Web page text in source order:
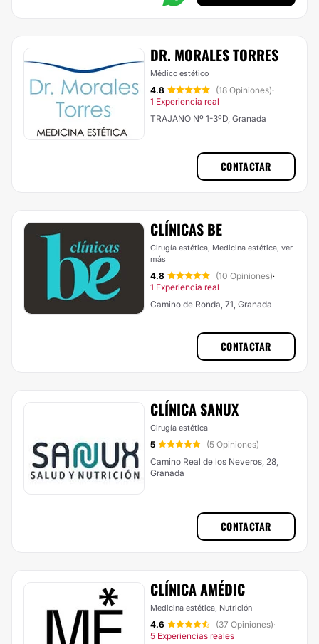
DR. MORALES TORRES
Médico estético
4.8 (18 Opiniones)·
1 Experiencia real
TRAJANO Nº 1-3ºD, Granada
CONTACTAR
CLÍNICAS BE
Cirugía estética, Medicina estética, ver
más
4.8 (10 Opiniones)·
1 Experiencia real
Camino de Ronda, 71, Granada
CONTACTAR
CLÍNICA SANUX
Cirugía estética
5
(5 Opiniones)
Camino Real de los Neveros, 28,
Granada
CONTACTAR
CLÍNICA AMÉDIC
Medicina estética, Nutrición
4.6 (37 Opiniones)·
5 Experiencias reales